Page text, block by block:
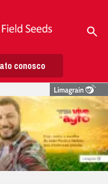
conosco